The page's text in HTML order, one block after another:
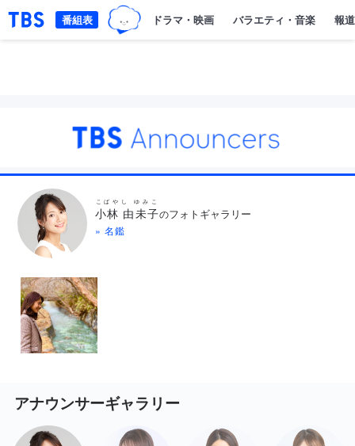
「TBSテレビ｜ときめくときを。」トップページ
ドラマ・映画 バラエティ・音楽 報
番組表
小林 由未子
こばやし ゆみこ
のフォトギャラリー
» 名鑑
アナウンサーギャラリー